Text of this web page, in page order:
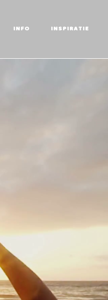
INFO INSPIRATIE